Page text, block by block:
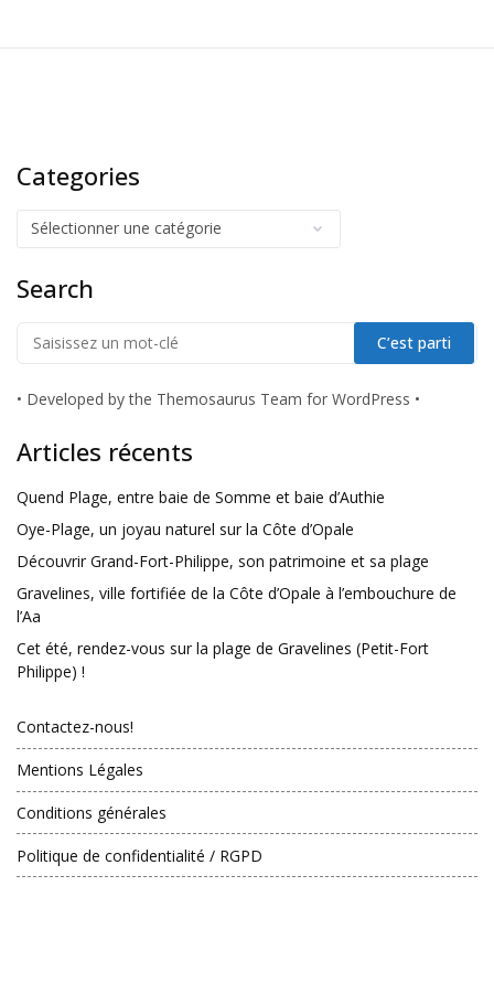
Categories
Search
• Developed by the Themosaurus Team for WordPress •
Articles récents
Quend Plage, entre baie de Somme et baie d’Authie
Oye-Plage, un joyau naturel sur la Côte d’Opale
Découvrir Grand-Fort-Philippe, son patrimoine et sa plage
Gravelines, ville fortifiée de la Côte d’Opale à l’embouchure de
l’Aa
Cet été, rendez-vous sur la plage de Gravelines (Petit-Fort
Philippe) !
Contactez-nous!
Mentions Légales
Conditions générales
Politique de confidentialité / RGPD